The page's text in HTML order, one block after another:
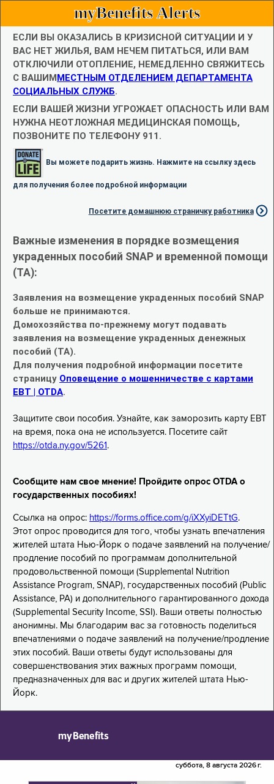
myBenefits Alerts
ЕСЛИ ВЫ ОКАЗАЛИСЬ В КРИЗИСНОЙ СИТУАЦИИ И У
ВАС НЕТ ЖИЛЬЯ, ВАМ НЕЧЕМ ПИТАТЬСЯ, ИЛИ ВАМ
ОТКЛЮЧИЛИ ОТОПЛЕНИЕ, НЕМЕДЛЕННО СВЯЖИТЕСЬ
С ВАШИММЕСТНЫМ ОТДЕЛЕНИЕМ ДЕПАРТАМЕНТА
СОЦИАЛЬНЫХ СЛУЖБ.
ЕСЛИ ВАШЕЙ ЖИЗНИ УГРОЖАЕТ ОПАСНОСТЬ ИЛИ ВАМ
НУЖНА НЕОТЛОЖНАЯ МЕДИЦИНСКАЯ ПОМОЩЬ,
ПОЗВОНИТЕ ПО ТЕЛЕФОНУ 911.
Вы можете подарить жизнь. Нажмите на ссылку здесь
для получения более подробной информации
Посетите домашнюю страничку работника
Важные изменения в порядке возмещения
украденных пособий SNAP и временной помощи
(TA):
Заявления на возмещение украденных пособий SNAP
больше не принимаются.
Домохозяйства по-прежнему могут подавать
заявления на возмещение украденных денежных
пособий (TA).
Для получения подробной информации посетите
страницу Оповещение о мошенничестве с картами
EBT | OTDA.
Защитите свои пособия. Узнайте, как заморозить карту EBT
на время, пока она не используется. Посетите сайт
https://otda.ny.gov/5261 .
Сообщите нам свое мнение! Пройдите опрос OTDA о
государственных пособиях!
Ссылка на опрос: https://forms.office.com/g/iXXyiDETtG.
Этот опрос проводится для того, чтобы узнать впечатления
жителей штата Нью-Йорк о подаче заявлений на получение/
продление пособий по программам дополнительной
продовольственной помощи (Supplemental Nutrition
Assistance Program, SNAP), государственных пособий (Public
Assistance, PA) и дополнительного гарантированного дохода
(Supplemental Security Income, SSI). Ваши ответы полностью
анонимны. Мы благодарим вас за готовность поделиться
впечатлениями о подаче заявлений на получение/продление
этих пособий. Ваши ответы будут использованы для
совершенствования этих важных программ помощи,
предназначенных для вас и других жителей штата Нью-
Йорк.
myBenefits
суббота, 8 августа 2026 г.